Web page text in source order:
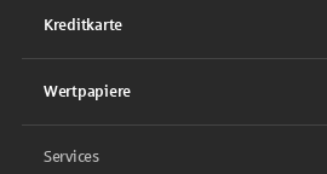
Kreditkarte
Wertpapiere
Services